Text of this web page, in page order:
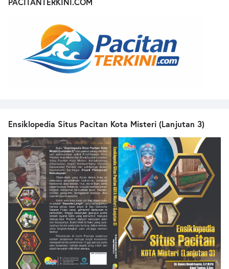
Ensiklopedia Situs Pacitan Kota Misteri (Lanjutan 3)